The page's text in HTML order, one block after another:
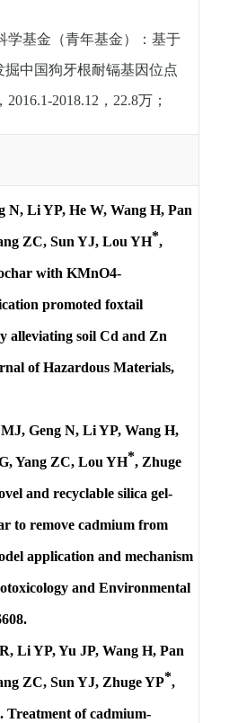
学基金（青年基金）：基于
掘中国狗牙根耐镉基因位点
2016.1-2018.12， 22.8万；
N, Li YP, He W, Wang H, Pan
ZC, Sun YJ, Lou YH*,
with KMnO4-
promoted foxtail
alleviating soil Cd and Zn
of Hazardous Materials,
Geng N, Li YP, Wang H,
Yang ZC, Lou YH*, Zhuge
and recyclable silica gel-
to remove cadmium from
application and mechanism
and Environmental
Li YP, Yu JP, Wang H, Pan
ZC, Sun YJ, Zhuge YP*,
Treatment of cadmium-